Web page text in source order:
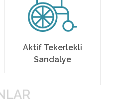
Banyo &
Tuvalet